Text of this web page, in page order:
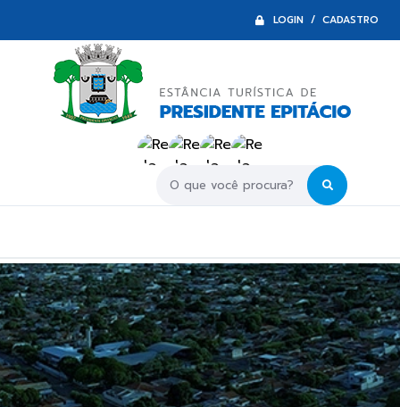
LOGIN / CADASTRO